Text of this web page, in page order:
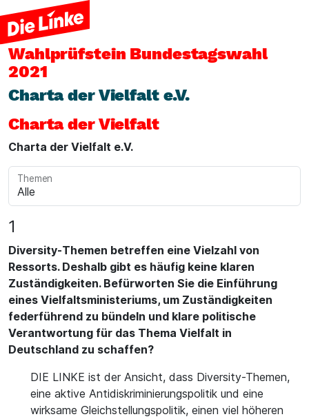
Wahlprüfstein Bundestagswahl
2021
Charta der Vielfalt e.V.
Charta der Vielfalt
Charta der Vielfalt e.V.
Themen
1
Diversity-Themen betreffen eine Vielzahl von
Ressorts. Deshalb gibt es häufig keine klaren
Zuständigkeiten. Befürworten Sie die Einführung
eines Vielfaltsministeriums, um Zuständigkeiten
federführend zu bündeln und klare politische
Verantwortung für das Thema Vielfalt in
Deutschland zu schaffen?
DIE LINKE ist der Ansicht, dass Diversity-Themen,
eine aktive Antidiskriminierungspolitik und eine
wirksame Gleichstellungspolitik, einen viel höheren